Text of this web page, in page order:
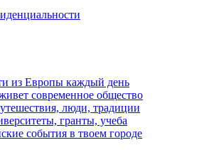
из Европы каждый день
современное общество
люди, традиции
гранты, учеба
события в твоем городе